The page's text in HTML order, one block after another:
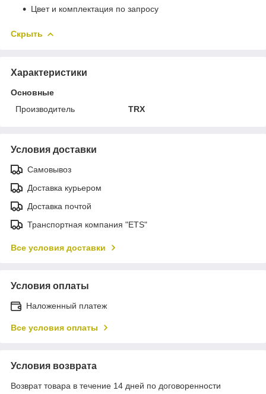
Цвет и комплектация по запросу
Скрыть
Характеристики
Основные
Производитель
TRX
Условия доставки
Самовывоз
Доставка курьером
Доставка почтой
Транспортная компания "ETS"
Все условия доставки
Условия оплаты
Наложенный платеж
Все условия оплаты
Условия возврата
Возврат товара в течение 14 дней по договоренности